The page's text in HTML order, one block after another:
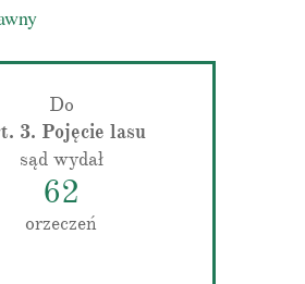
Do
3. Pojęcie lasu
sąd wydał
62
orzeczeń